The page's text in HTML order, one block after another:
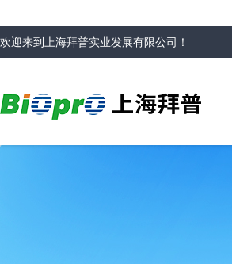
欢迎来到 上海拜普实业发展有限公司 ！